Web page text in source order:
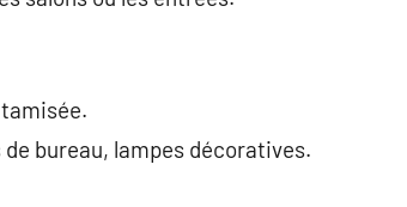
bureau, lampes décoratives.